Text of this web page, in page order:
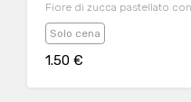
Fiore di zucca pastellato
Solo cena
1.50 €